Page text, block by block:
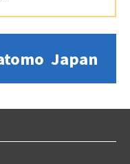
Japan